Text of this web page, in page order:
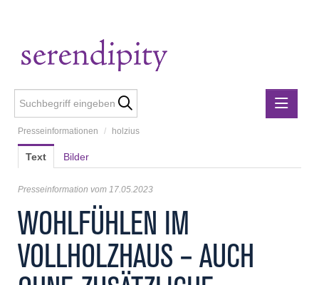
Presseinformationen
Lebensmittelgewerbe
holzius
m3-ZT Ziviltechniker
Metalltechnische Industrie
Rubner
Rubner Haus
Presseinformationen / holzius
Text Bilder
Presseinformation vom 17.05.2023
WOHLFÜHLEN IM
VOLLHOLZHAUS – AUCH